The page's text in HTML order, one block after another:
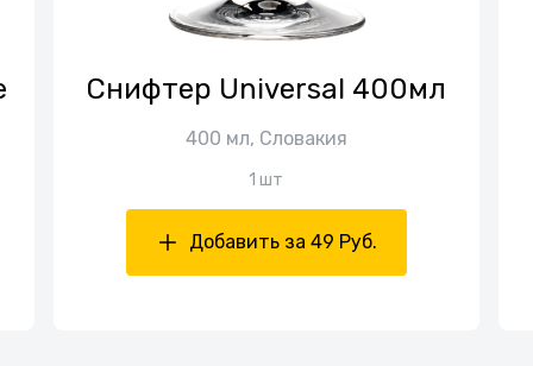
Снифтер Universal 400мл
400 мл, Словакия
1 шт
Добавить за 49 Руб.